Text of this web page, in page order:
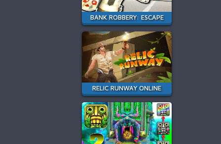
BANK ROBBERY: ESCAPE
RELIC RUNWAY ONLINE